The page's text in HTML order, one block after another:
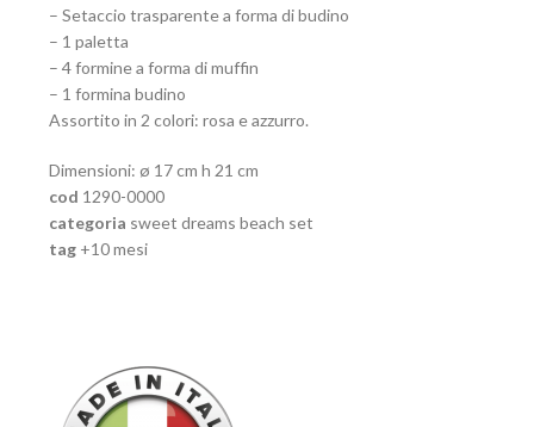
– Setaccio trasparente a forma di budino
– 1 paletta
– 4 formine a forma di muffin
– 1 formina budino
Assortito in 2 colori: rosa e azzurro.
Dimensioni: ø 17 cm h 21 cm
cod 1290-0000
categoria sweet dreams beach set
tag +10 mesi